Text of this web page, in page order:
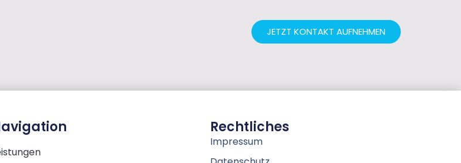
JETZT KONTAKT AUFNEHMEN
Rechtliches
Impressum